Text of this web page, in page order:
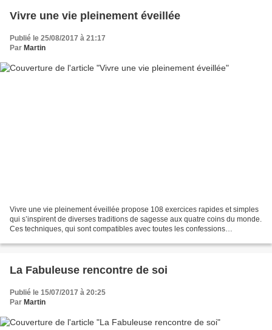
Vivre une vie pleinement éveillée
Publié le 25/08/2017 à 21:17
Par Martin
Vivre une vie pleinement éveillée propose 108 exercices rapides et simples
qui s’inspirent de diverses traditions de sagesse aux quatre coins du monde.
Ces techniques, qui sont compatibles avec toutes les confessions
La Fabuleuse rencontre de soi
Publié le 15/07/2017 à 20:25
Par Martin